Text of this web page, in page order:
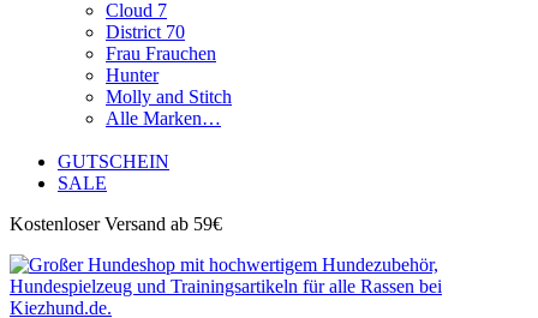
Cloud 7
District 70
Frau Frauchen
Hunter
Molly and Stitch
Alle Marken…
GUTSCHEIN
SALE
Kostenloser Versand ab 59€